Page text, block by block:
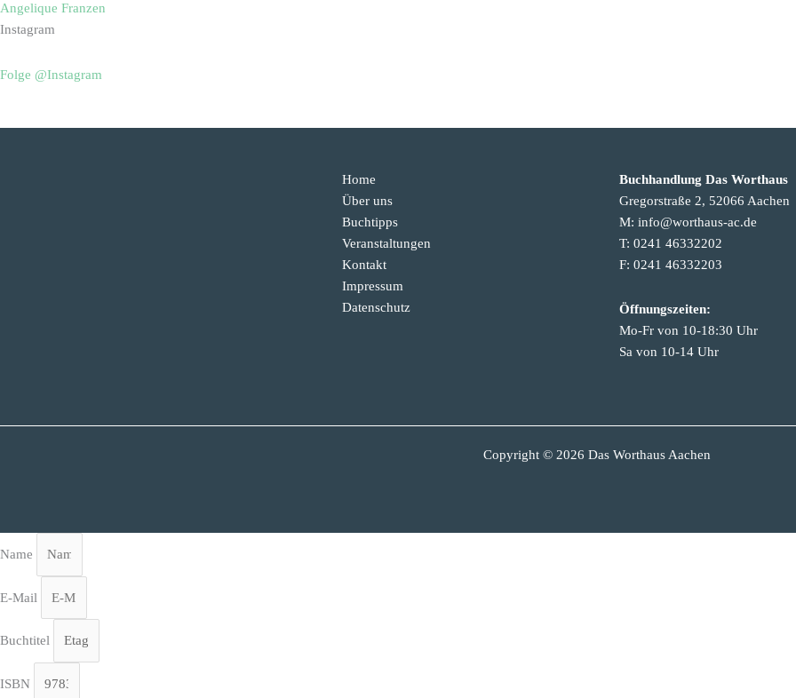
Angelique Franzen
Instagram
Folge @Instagram
Home
Über uns
Buchtipps
Veranstaltungen
Kontakt
Impressum
Datenschutz
Buchhandlung Das Worthaus
Gregorstraße 2, 52066 Aachen
M: info@worthaus-ac.de
T: 0241 46332202
F: 0241 46332203
Öffnungszeiten:
Mo-Fr von 10-18:30 Uhr
Sa von 10-14 Uhr
Copyright © 2026 Das Worthaus Aachen
Name
E-Mail
Buchtitel
ISBN